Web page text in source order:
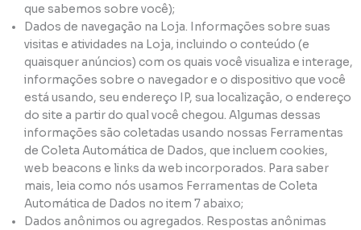
que sabemos sobre você);
Dados de navegação na Loja. Informações sobre suas
visitas e atividades na Loja, incluindo o conteúdo (e
quaisquer anúncios) com os quais você visualiza e interage,
informações sobre o navegador e o dispositivo que você
está usando, seu endereço IP, sua localização, o endereço
do site a partir do qual você chegou. Algumas dessas
informações são coletadas usando nossas Ferramentas
de Coleta Automática de Dados, que incluem cookies,
web beacons e links da web incorporados. Para saber
mais, leia como nós usamos Ferramentas de Coleta
Automática de Dados no item 7 abaixo;
Dados anônimos ou agregados. Respostas anônimas